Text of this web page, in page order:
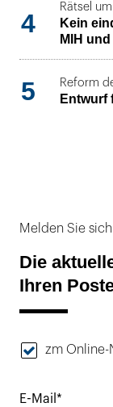
4
Rätsel
Kein
MIH
5 Reform
Entwurf
Melden Sie
Die
Ihren
zm Online-
E-Mail*